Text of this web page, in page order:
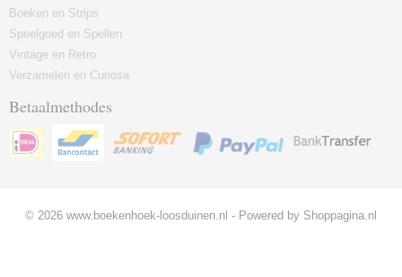
Boeken en Strips
Speelgoed en Spellen
Vintage en Retro
Verzamelen en Curiosa
Betaalmethodes
© 2026 www.boekenhoek-loosduinen.nl - Powered by Shoppagina.nl